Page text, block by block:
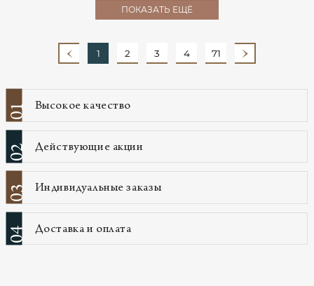
ПОКАЗАТЬ ЕЩЁ
1 2 3 4 71
01 Высокое качество
02 Действующие акции
03 Индивидуальные заказы
04 Доставка и оплата